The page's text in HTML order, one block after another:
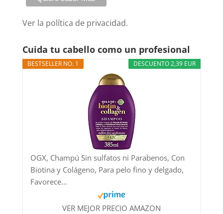
Ver la política de privacidad.
Cuida tu cabello como un profesional
DESCUENTO 2,39 EUR
BESTSELLER NO. 1
OGX, Champú Sin sulfatos ni Parabenos, Con
Biotina y Colágeno, Para pelo fino y delgado,
Favorece...
VER MEJOR PRECIO AMAZON